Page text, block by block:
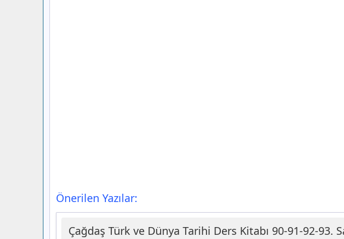
Önerilen Yazılar:
Çağdaş Türk ve Dünya Tarihi Ders Kitabı 90-91-92-93.